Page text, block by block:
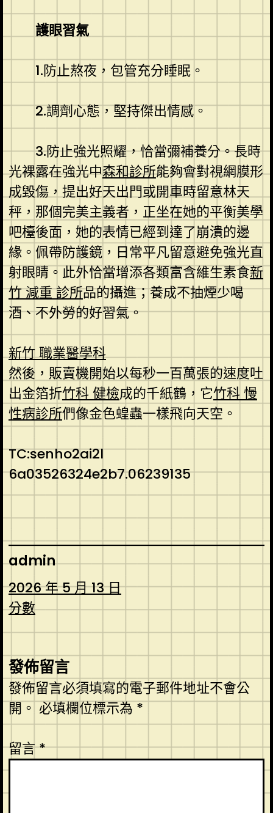
護眼習氣
1.防止熬夜，包管充分睡眠。
2.調劑心態，堅持傑出情感。
3.防止強光照耀，恰當彌補養分。長時
光裸露在強光中森和診所能夠會對視網膜形
成毀傷，提出好天出門或開車時留意林天
秤，那個完美主義者，正坐在她的平衡美學
吧檯後面，她的表情已經到達了崩潰的邊
緣。佩帶防護鏡，日常平凡留意避免強光直
射眼睛。此外恰當增添各類富含維生素食新
竹 減重 診所品的攝進；養成不抽煙少喝
酒、不外勞的好習氣。
新竹 職業醫學科
然後，販賣機開始以每秒一百萬張的速度吐
出金箔折竹科 健檢成的千紙鶴，它竹科 慢
性病診所們像金色蝗蟲一樣飛向天空。
TC:senho2ai2l
6a03526324e2b7.06239135
admin
2026 年 5 月 13 日
分數
發佈留言
發佈留言必須填寫的電子郵件地址不會公
開。必填欄位標示為*
留言*